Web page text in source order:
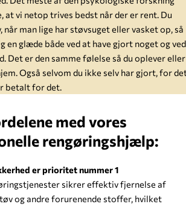
at vi netop trives bedst når der er rent. Du
når man lige har støvsuget eller vasket op, så
en glæde både ved at have gjort noget og ved
Det er den samme følelse så du oplever eller
Også selvom du ikke selv har gjort, for
betalt for det.
med vores
rengøringshjælp:
er prioritet nummer 1
sikrer effektiv fjernelse af
og andre forurenende stoffer, hvilket